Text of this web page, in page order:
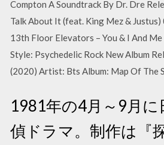
Compton A Soundtrack By Dr. Dre
Talk About It (feat. King Mez &
13th Floor Elevators – You & I And
Style: Psychedelic Rock New Album
(2020) Artist: Bts Album: Map Of The
1981年の4月～9月
偵ドラマ。制作は『